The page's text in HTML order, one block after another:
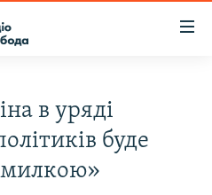
в уряді
буде